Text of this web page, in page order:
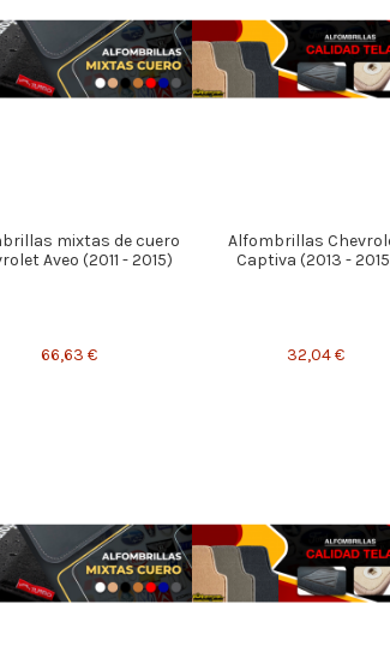
mixtas de cuero
Aveo (2011 - 2015)
66,63 €
Alfombrillas
Captiva (2013 -
32,04 €